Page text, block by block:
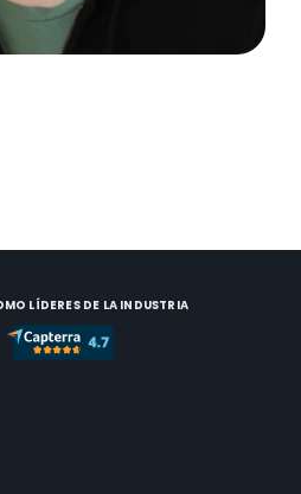
LÍDERES DE LA INDUSTRIA